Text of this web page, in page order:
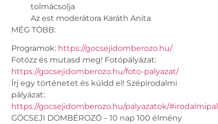
tolmácsolja
Az est moderátora Karáth Anita
MÉG TÖBB:
Programok: https://gocsejidomberozo.hu/
Fotózz és mutasd meg! Fotópályázat:
https://gocsejidomberozo.hu/foto-palyazat/
Írj egy történetet és küldd el! Szépirodalmi
pályázat:
https://gocsejidomberozo.hu/palyazatok/
GÖCSEJI DOMBÉROZÓ – 10 nap 100 élmény